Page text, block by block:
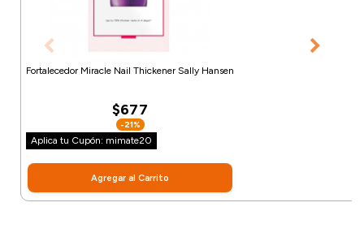
Fortalecedor Miracle Nail Thickener Sally Hansen
$677
-21%
Aplica tu Cupón: mimate20
Agregar al Carrito